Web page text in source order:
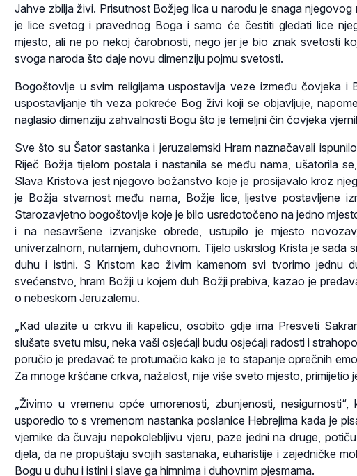
Jahve zbilja živi. Prisutnost Božjeg lica u narodu je snaga njegovog
je lice svetog i pravednog Boga i samo će čestiti gledati lice
mjesto, ali ne po nekoj čarobnosti, nego jer je bio znak svetosti
svoga naroda što daje novu dimenziju pojmu svetosti.
Bogoštovlje u svim religijama uspostavlja veze između čovjeka i
uspostavljanje tih veza pokreće Bog živi koji se objavljuje,
naglasio dimenziju zahvalnosti Bogu što je temeljni čin čovjeka
Sve što su Šator sastanka i jeruzalemski Hram naznačavali
Riječ Božja tijelom postala i nastanila se među nama, ušatorila
Slava Kristova jest njegovo božanstvo koje je prosijavalo kroz
je Božja stvarnost među nama, Božje lice, ljestve postavljene
Starozavjetno bogoštovlje koje je bilo usredotočeno na jedno
i na nesavršene izvanjske obrede, ustupilo je mjesto
univerzalnom, nutarnjem, duhovnom. Tijelo uskrslog Krista je sada
duhu i istini. S Kristom kao živim kamenom svi tvorimo jednu
svećenstvo, hram Božji u kojem duh Božji prebiva, kazao je
o nebeskom Jeruzalemu.
„Kad ulazite u crkvu ili kapelicu, osobito gdje ima Presveti
slušate svetu misu, neka vaši osjećaji budu osjećaji radosti i
poručio je predavač te protumačio kako je to stapanje oprečnih
Za mnoge kršćane crkva, nažalost, nije više sveto mjesto, primijetio
„Živimo u vremenu opće umorenosti, zbunjenosti,
usporedio to s vremenom nastanka poslanice Hebrejima kada je
vjernike da čuvaju nepokolebljivu vjeru, paze jedni na druge,
djela, da ne propuštaju svojih sastanaka, euharistije i zajedničke
Bogu u duhu i istini i slave ga himnima i duhovnim pjesmama.